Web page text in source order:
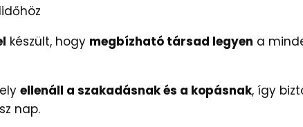
készült, hogy megbízható társad legyen a
ellenáll a szakadásnak és a kopásnak, így
nap.